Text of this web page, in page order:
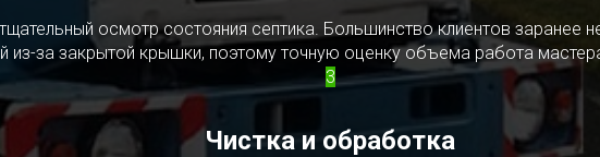
осмотр состояния септика. Большинство клиентов заранее
из-за закрытой крышки, поэтому точную оценку объема работа
3
Чистка и обработка